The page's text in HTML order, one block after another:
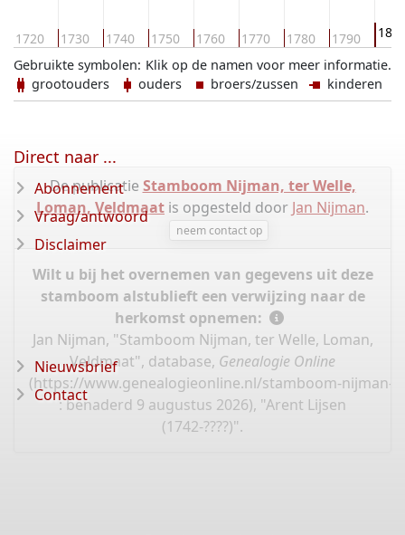
1720 1730 1740 1750 1760 1770 1780 1790
Klik op de namen voor meer informatie.
Gebruikte symbolen:
grootouders
ouders broers/zussen kinderen
De publicatie Stamboom Nijman, ter Welle,
Loman, Veldmaat is opgesteld door Jan Nijman.
neem contact op
Wilt u bij het overnemen van gegevens uit deze
stamboom alstublieft een verwijzing naar de
herkomst opnemen:
Jan Nijman, "Stamboom Nijman, ter Welle, Loman,
Veldmaat", database, Genealogie Online
(https://www.genealogieonline.nl/stamboom-nijman-
: benaderd 9 augustus 2026), "Arent Lijsen
(1742-????)".
Direct naar ...
Abonnement
Vraag/antwoord
Disclaimer
Nieuwsbrief
Contact